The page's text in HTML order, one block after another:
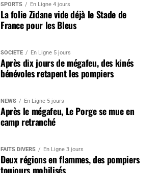
SPORTS En Ligne 4 jours
La folie Zidane vide déjà le Stade de
France pour les Bleus
SOCIÉTÉ En Ligne 5 jours
Après dix jours de mégafeu, des kinés
bénévoles retapent les pompiers
NEWS En Ligne 5 jours
Après le mégafeu, Le Porge se mue en
camp retranché
FAITS DIVERS En Ligne 3 jours
Deux régions en flammes, des pompiers
toujours mobilisés